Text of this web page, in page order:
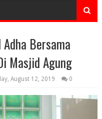
Bersama
Masjid Agung
August 12, 2019 0